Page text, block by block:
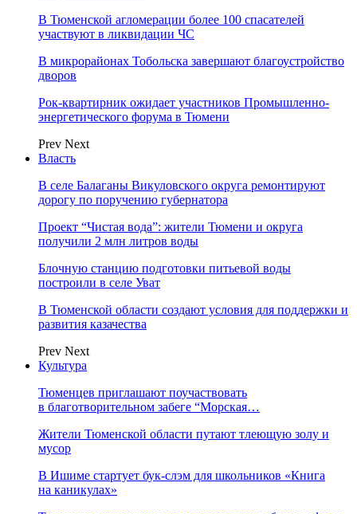
В Тюменской агломерации более 100 спасателей
участвуют в ликвидации ЧС
В микрорайонах Тобольска завершают благоустройство
дворов
Рок-квартирник ожидает участников Промышленно-
энергетического форума в Тюмени
Prev Next
Власть
В селе Балаганы Викуловского округа ремонтируют
дорогу по поручению губернатора
Проект “Чистая вода”: жители Тюмени и округа
получили 2 млн литров воды
Блочную станцию подготовки питьевой воды
построили в селе Уват
В Тюменской области создают условия для поддержки и
развития казачества
Prev Next
Культура
Тюменцев приглашают поучаствовать
в благотворительном забеге “Морская…
Жители Тюменской области путают тлеющую золу и
мусор
В Ишиме стартует бук-слэм для школьников «Книга
на каникулах»